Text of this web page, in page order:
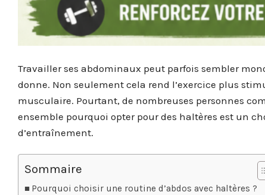
Travailler ses abdominaux peut parfois sembler
donne. Non seulement cela rend l’exercice plus
musculaire. Pourtant, de nombreuses personnes
ensemble pourquoi opter pour des haltères est un
d’entraînement.
Sommaire
Pourquoi choisir une routine d’abdos avec haltères ?